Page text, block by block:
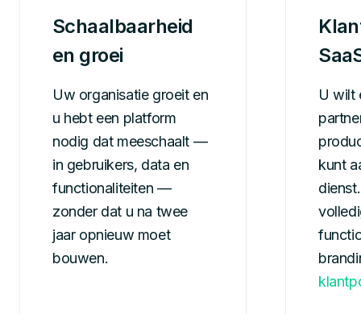
Schaalbaarheid
en groei
Uw organisatie groeit en
u hebt een platform
nodig dat meeschaalt —
in gebruikers, data en
functionaliteiten —
zonder dat u na twee
jaar opnieuw moet
bouwen.
U wilt
kunt